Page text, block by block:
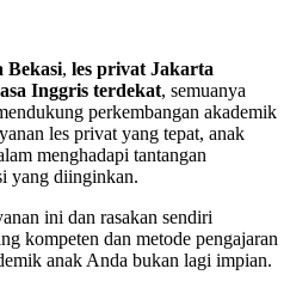
Bekasi, les privat Jakarta
Inggris terdekat, semuanya
perkembangan akademik
les privat yang tepat, anak
menghadapi tantangan
yang diinginkan.
ini dan rasakan sendiri
kompeten dan metode pengajaran
anak Anda bukan lagi impian.